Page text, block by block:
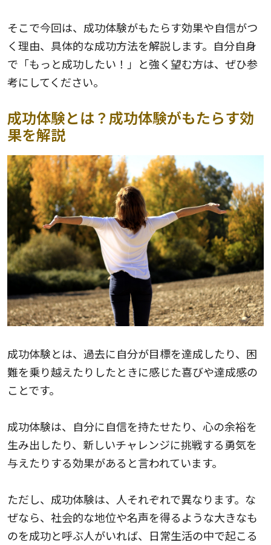
そこで今回は、成功体験がもたらす効果や自信がつ
く理由、具体的な成功方法を解説します。自分自身
で「もっと成功したい！」と強く望む方は、ぜひ参
考にしてください。
成功体験とは？成功体験がもたらす効
果を解説
成功体験とは、過去に自分が目標を達成したり、困
難を乗り越えたりしたときに感じた喜びや達成感の
ことです。
成功体験は、自分に自信を持たせたり、心の余裕を
生み出したり、新しいチャレンジに挑戦する勇気を
与えたりする効果があると言われています。
ただし、成功体験は、人それぞれで異なります。な
ぜなら、社会的な地位や名声を得るような大きなも
のを成功と呼ぶ人がいれば、日常生活の中で起こる